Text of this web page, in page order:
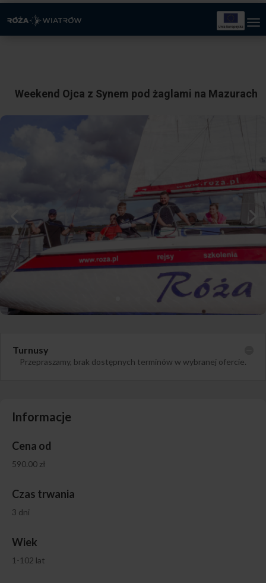
Weekend Ojca z Synem pod żaglami na Mazurach
Turnusy
Przepraszamy, brak dostępnych terminów w wybranej ofercie.
Informacje
Cena od
590.00 zł
Czas trwania
3 dni
Wiek
1-102 lat